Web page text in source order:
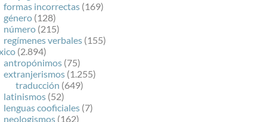
formas incorrectas (169)
género (128)
número (215)
regímenes verbales (155)
(2.894)
antropónimos (75)
extranjerismos (1.255)
traducción (649)
latinismos (52)
lenguas cooficiales (7)
neologismos (162)